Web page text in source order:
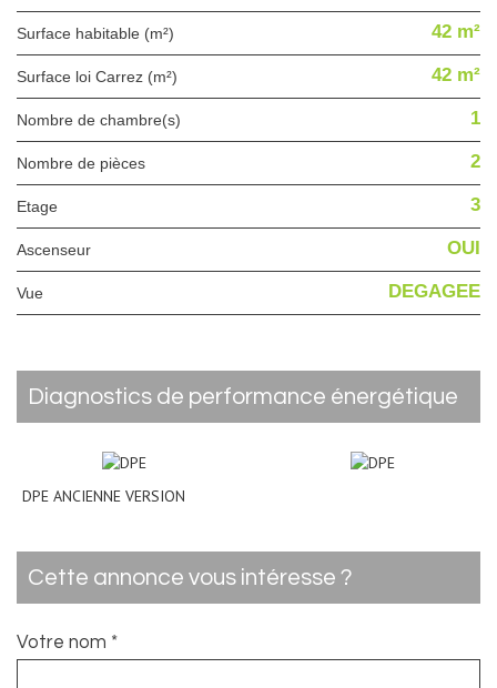
Surface habitable (m²) 42 m²
Surface loi Carrez (m²) 42 m²
Nombre de chambre(s) 1
Nombre de pièces 2
Etage 3
Ascenseur OUI
Vue DEGAGEE
diagnostics de performance énergétique
DPE ANCIENNE VERSION
cette annonce vous intéresse ?
Votre nom *